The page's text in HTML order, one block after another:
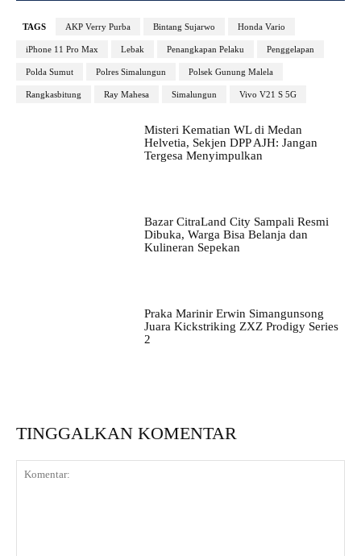
TAGS AKP Verry Purba Bintang Sujarwo Honda Vario
iPhone 11 Pro Max Lebak Penangkapan Pelaku Penggelapan
Polda Sumut Polres Simalungun Polsek Gunung Malela
Rangkasbitung Ray Mahesa Simalungun Vivo V21 S 5G
Misteri Kematian WL di Medan
Helvetia, Sekjen DPP AJH: Jangan
Tergesa Menyimpulkan
Bazar CitraLand City Sampali Resmi
Dibuka, Warga Bisa Belanja dan
Kulineran Sepekan
Praka Marinir Erwin Simangunsong
Juara Kickstriking ZXZ Prodigy Series
2
TINGGALKAN KOMENTAR